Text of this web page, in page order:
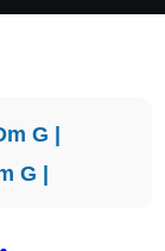
G |
G |